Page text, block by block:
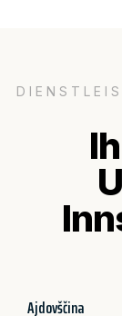
Ajdovščina